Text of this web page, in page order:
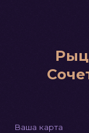
Ваша карта